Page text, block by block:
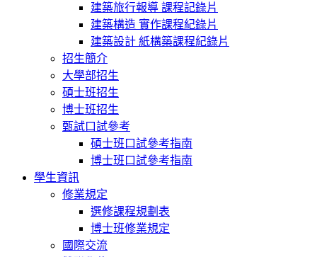
建築旅行報導 課程記錄片
建築構造 實作課程紀錄片
建築設計 紙構築課程紀錄片
招生簡介
大學部招生
碩士班招生
博士班招生
甄試口試參考
碩士班口試參考指南
博士班口試參考指南
學生資訊
修業規定
選修課程規劃表
博士班修業規定
國際交流